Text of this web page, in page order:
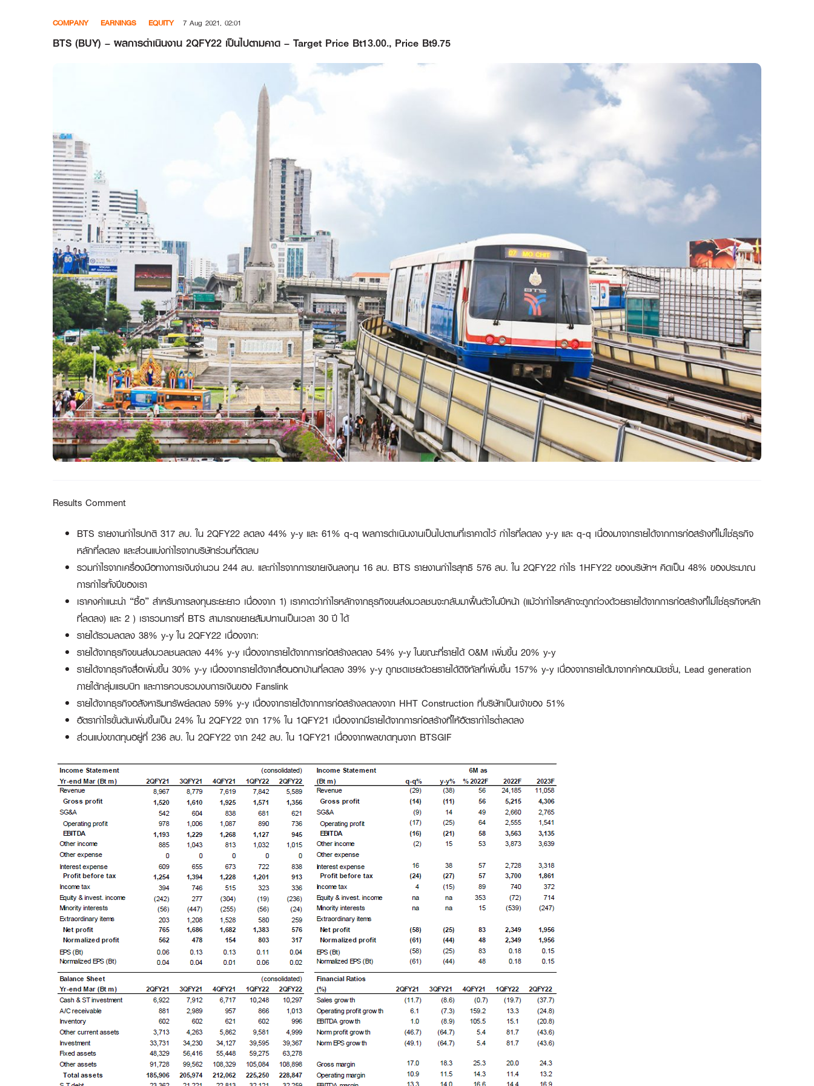
COMPANY EARNINGS EQUITY 7 Aug 2021, 02:01
BTS (BUY) – ผลการดำเนินงาน 2QFY22 เป็นไปตามคาด – Target Price Bt13.00., Price Bt9.75
Results Comment
BTS รายงานกำไรปกติ 317 ลบ. ใน 2QFY22 ลดลง 44% y-y และ 61% q-q ผลการดำเนินงานเป็นไปตามที่เราคาดไว้ กำไรที่ลดลง y-y และ q-q เนื่องมาจากรายได้จากการก่อสร้างที่ไม่ใช่ธุรกิจ
หลักที่ลดลง และส่วนแบ่งกำไรจากบริษัทร่วมที่ติดลบ
รวมกำไรจากเครื่องมือทางการเงินจำนวน 244 ลบ. และกำไรจากการขายเงินลงทุน 16 ลบ. BTS รายงานกำไรสุทธิ 576 ลบ. ใน 2QFY22 กำไร 1HFY22 ของบริษัทฯ คิดเป็น 48% ของประมาณ
การกำไรทั้งปีของเรา
เราคงคำแนะนำ “ซื้อ” สำหรับการลงทุนระยะยาว เนื่องจาก 1) เราคาดว่ากำไรหลักจากธุรกิจขนส่งมวลชนจะกลับมาฟื้นตัวในปีหน้า (แม้ว่ากำไรหลักจะถูกถ่วงด้วยรายได้จากการก่อสร้างที่ไม่ใช่ธุรกิจหลัก
ที่ลดลง) และ 2 ) เรารวมการที่ BTS สามารถขยายสัมปทานเป็นเวลา 30 ปี ได้
รายได้รวมลดลง 38% y-y ใน 2QFY22 เนื่องจาก:
รายได้จากธุรกิจขนส่งมวลชนลดลง 44% y-y เนื่องจากรายได้จากการก่อสร้างลดลง 54% y-y ในขณะที่รายได้ O&M เพิ่มขึ้น 20% y-y
รายได้จากธุรกิจสื่อเพิ่มขึ้น 30% y-y เนื่องจากรายได้จากสื่อนอกบ้านที่ลดลง 39% y-y ถูกชดเชยด้วยรายได้ดิจิทัลที่เพิ่มขึ้น 157% y-y เนื่องจากรายได้มาจากค่าคอมมิชชั่น, Lead generation
ภายใต้กลุ่มแรบบิท และการควบรวมงบการเงินของ Fanslink
รายได้จากธุรกิจอสังหาริมทรัพย์ลดลง 59% y-y เนื่องจากรายได้จากการก่อสร้างลดลงจาก HHT Construction ที่บริษัทเป็นเจ้าของ 51%
อัตรากำไรขั้นต้นเพิ่มขึ้นเป็น 24% ใน 2QFY22 จาก 17% ใน 1QFY21 เนื่องจากมีรายได้จากการก่อสร้างที่ให้อัตรากำไรต่ำลดลง
ส่วนแบ่งขาดทุนอยู่ที่ 236 ลบ. ใน 2QFY22 จาก 242 ลบ. ใน 1QFY21 เนื่องจากผลขาดทุนจาก BTSGIF